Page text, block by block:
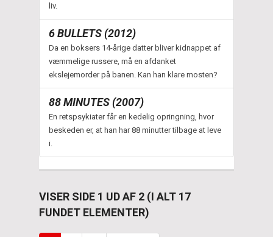
liv.
6 BULLETS (2012)
Da en boksers 14-årige datter bliver kidnappet af
væmmelige russere, må en afdanket
ekslejemorder på banen. Kan han klare mosten?
88 MINUTES (2007)
En retspsykiater får en kedelig opringning, hvor
beskeden er, at han har 88 minutter tilbage at leve
i.
VISER SIDE 1 UD AF 2 (I ALT 17
FUNDET ELEMENTER)